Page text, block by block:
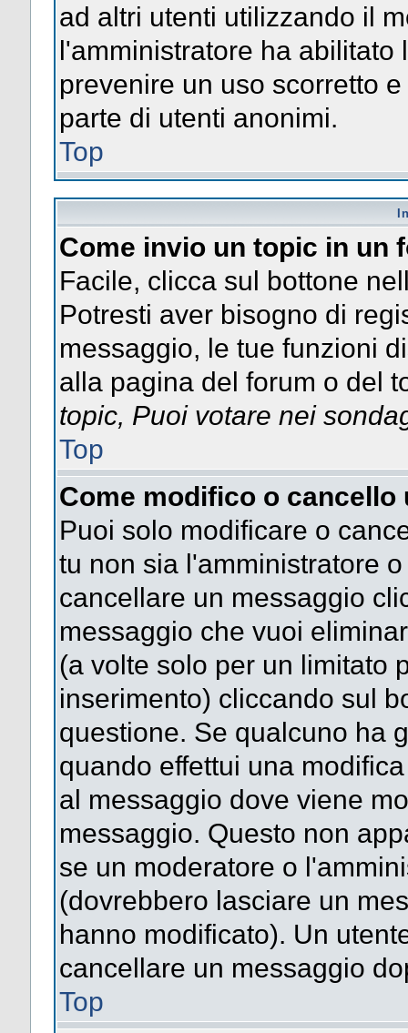
ad altri utenti utilizzando il
l'amministratore ha abilitato
prevenire un uso scorretto
parte di utenti anonimi.
Top
Come invio un topic in un
Facile, clicca sul bottone
Potresti aver bisogno di
messaggio, le tue funzioni
alla pagina del forum o del
topic, Puoi votare nei
Top
Come modifico o cancello
Puoi solo modificare o
tu non sia l'amministratore
cancellare un messaggio
messaggio che vuoi
(a volte solo per un limitato
inserimento) cliccando sul
questione. Se qualcuno ha
quando effettui una
al messaggio dove viene
messaggio. Questo non
se un moderatore o
(dovrebbero lasciare un
hanno modificato). Un
cancellare un messaggio
Top